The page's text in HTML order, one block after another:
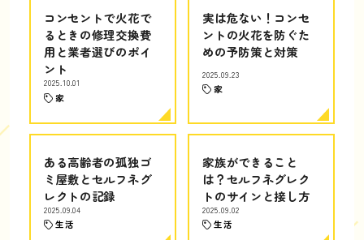
コンセントで火花で
るときの修理交換費
用と業者選びのポイ
ント
2025.10.01
家
実は危ない！コンセ
ントの火花を防ぐた
めの予防策と対策
2025.09.23
家
ある高齢者の孤独ゴ
ミ屋敷とセルフネグ
レクトの記録
2025.09.04
生活
家族ができること
は？セルフネグレク
トのサインと接し方
2025.09.02
生活